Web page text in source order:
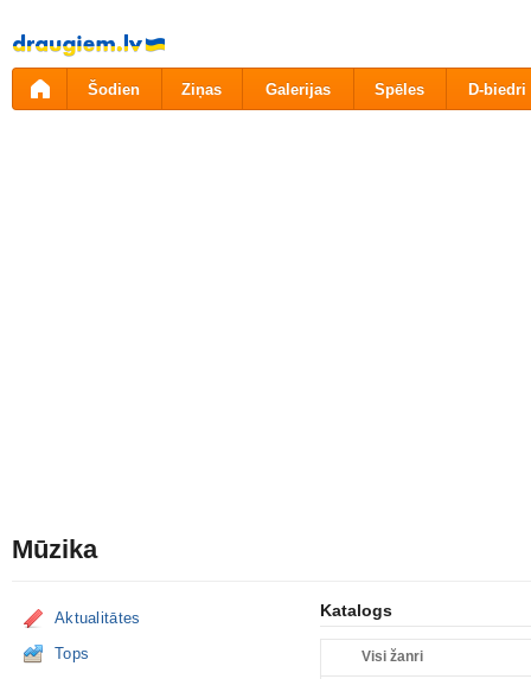
Pāriet
uz
saturu
Šodien Ziņas Galerijas Spēles D-biedri
Mūzika
Aktualitātes
Tops
Katalogs
Visi žanri